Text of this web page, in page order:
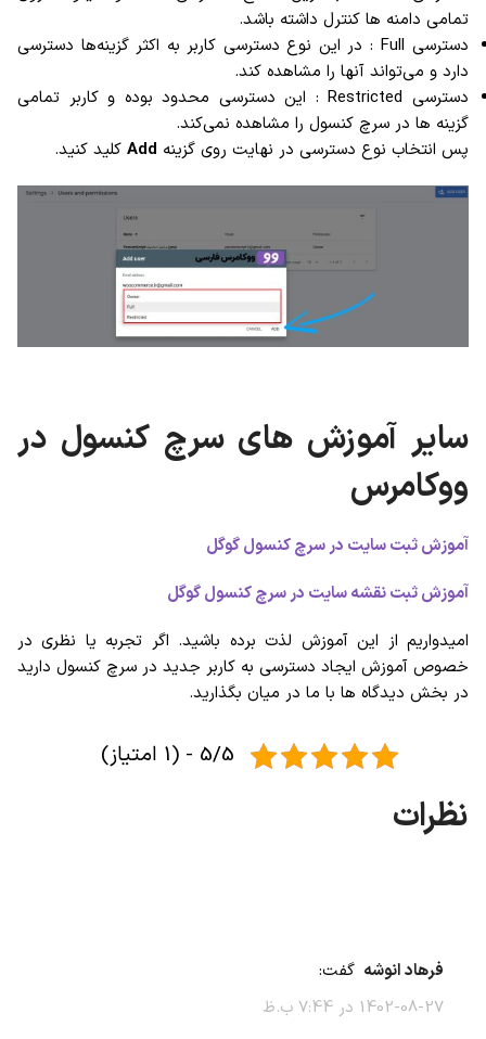
تمامی دامنه ها کنترل داشته باشد.
دسترسی Full : در این نوع دسترسی کاربر به اکثر گزینه‌ها دسترسی
دارد و می‌تواند آنها را مشاهده کند.
دسترسی Restricted : این دسترسی محدود بوده و کاربر تمامی
گزینه ها در سرچ کنسول را مشاهده نمی‌کند.
پس انتخاب نوع دسترسی در نهایت روی گزینه Add کلید کنید.
سایر آموزش های سرچ کنسول در
ووکامرس
آموزش ثبت سایت در سرچ کنسول گوگل
آموزش ثبت نقشه سایت در سرچ کنسول گوگل
امیدواریم از این آموزش لذت برده باشید. اگر تجربه یا نظری در
خصوص آموزش ایجاد دسترسی به کاربر جدید در سرچ کنسول دارید
در بخش دیدگاه ها با ما در میان بگذارید.
5/5 - (1 امتیاز)
فرهاد انوشه گفت:
1402-08-27 در 7:44 ب.ظ